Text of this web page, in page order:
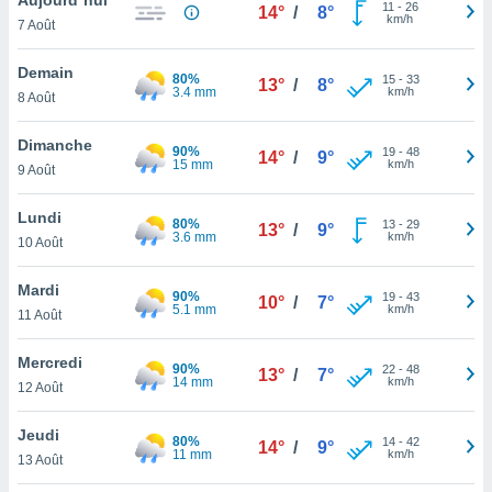
et
»,
au
vous
qu'ils
ou
le
ainsi
un
la
du
7 Août
14° / 8° 11 - 26
km/h
Demain
8 Août
80%
3.4 mm
13° / 8° 15- 33
km/h
Dimanche
9 Août
90%
15 mm
14° / 9° 19- 48
km/h
Lundi
10 Août
80%
3.6 mm
13° / 9° 13- 29
km/h
Mardi
11 Août
90%
5.1 mm
10° / 7° 19- 43
km/h
Mercredi
12 Août
90%
14 mm
13° / 7° 22- 48
km/h
Jeudi
13 Août
80%
11 mm
14° / 9° 14- 42
km/h